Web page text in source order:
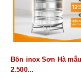
Bồn inox Sơn Hà
2.500...